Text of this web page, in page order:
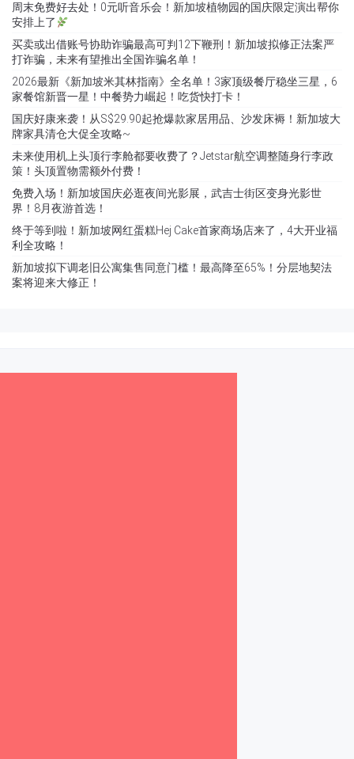
周末免费好去处！0元听音乐会！新加坡植物园的国庆限定演出帮你
安排上了
买卖或出借账号协助诈骗最高可判12下鞭刑！新加坡拟修正法案严
打诈骗，未来有望推出全国诈骗名单！
2026最新《新加坡米其林指南》全名单！3家顶级餐厅稳坐三星，6
家餐馆新晋一星！中餐势力崛起！吃货快打卡！
国庆好康来袭！从S$29.90起抢爆款家居用品、沙发床褥！新加坡大
牌家具清仓大促全攻略~
未来使用机上头顶行李舱都要收费了？Jetstar航空调整随身行李政
策！头顶置物需额外付费！
免费入场！新加坡国庆必逛夜间光影展，武吉士街区变身光影世
界！8月夜游首选！
终于等到啦！新加坡网红蛋糕Hej Cake首家商场店来了，4大开业福
利全攻略！
新加坡拟下调老旧公寓集售同意门槛！最高降至65%！分层地契法
案将迎来大修正！